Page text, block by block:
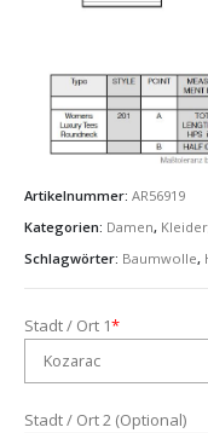
Artikelnummer: AR56919
Kategorien: Damen, Kleider
Schlagwörter: Baumwolle,
Stadt / Ort 1*
Stadt / Ort 2 (Optional)